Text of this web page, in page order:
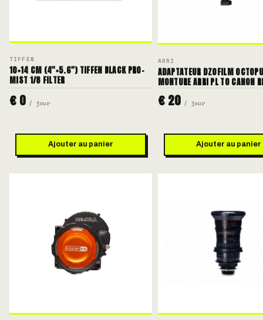
TIFFEN
10×14 CM (4"×5.6") TIFFEN BLACK PRO-
MIST 1/8 FILTER
€ 0 / jour
Ajouter au panier
ARRI
ADAPTATEUR DZOFILM
MONTURE ARRI PL TO CANON
€ 20 / jour
Ajouter au panier